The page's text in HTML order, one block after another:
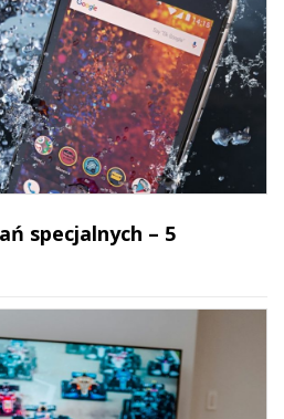
specjalnych – 5